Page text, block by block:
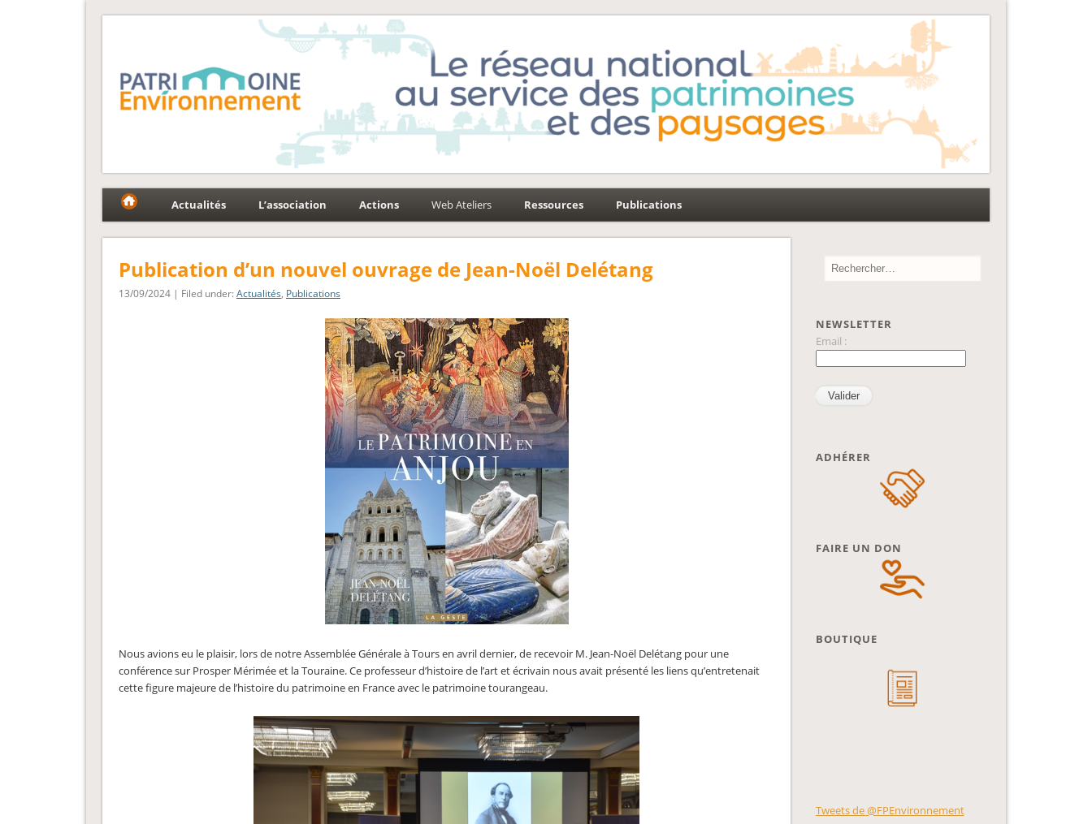
Fédération Patrimoine-Environnement
Actualités L’association Actions Web Ateliers Ressources Publications
Publication d’un nouvel ouvrage de Jean-Noël Delétang
13/09/2024 | Filed under:Actualités, Publications
Nous avions eu le plaisir, lors de notre Assemblée Générale à Tours en avril dernier, de recevoir M. Jean-Noël Delétang pour une
conférence sur Prosper Mérimée et la Touraine. Ce professeur d’histoire de l’art et écrivain nous avait présenté les liens qu’entretenait
cette figure majeure de l’histoire du patrimoine en France avec le patrimoine tourangeau.
NEWSLETTER
Email :
ADHÉRER
FAIRE UN DON
BOUTIQUE
Tweets de @FPEnvironnement